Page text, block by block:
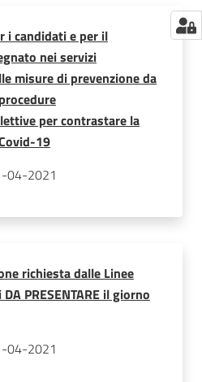
i candidati e per il
nei servizi
misure di prevenzione da
per contrastare la
19
04-2021
richiesta dalle Linee
PRESENTARE il giorno
04-2021